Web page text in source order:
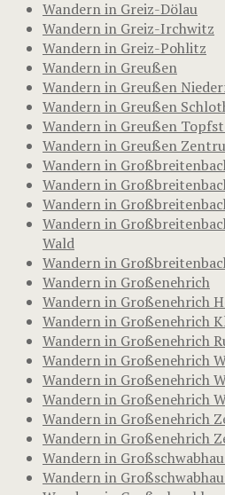
Wandern in Greiz-Dölau
Wandern in Greiz-Irchwitz
Wandern in Greiz-Pohlitz
Wandern in Greußen
Wandern in Greußen
Wandern in Greußen
Wandern in Greußen
Wandern in Greußen
Wandern in
Wandern in
Wandern in
Wandern in
Wald
Wandern in
Wandern in Großenehrich
Wandern in Großenehrich
Wandern in Großenehrich
Wandern in Großenehrich
Wandern in Großenehrich
Wandern in Großenehrich
Wandern in Großenehrich
Wandern in Großenehrich
Wandern in Großenehrich
Wandern in
Wandern in